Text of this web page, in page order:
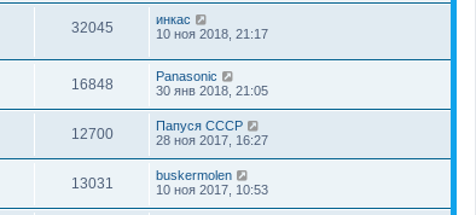
32045
инкас
10 ноя 2018, 21:17
16848
Panasonic
30 янв 2018, 21:05
12700
Папуся СССР
28 ноя 2017, 16:27
13031
buskermolen
10 ноя 2017, 10:53